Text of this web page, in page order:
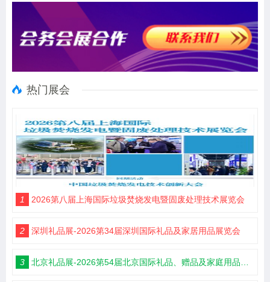
热门展会
1 2026第八届上海国际垃圾焚烧发电暨固废处理技术展览会
2 深圳礼品展-2026第34届深圳国际礼品及家居用品展览会
3 北京礼品展-2026第54届北京国际礼品、赠品及家庭用品展览会